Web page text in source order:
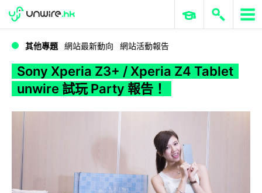
WWDC 2026 ERP 與商業 AI
其他專題 網站最新動向 網站活動報告
Sony Xperia Z3+ / Xperia Z4 Tablet
unwire 試玩 Party 報告！